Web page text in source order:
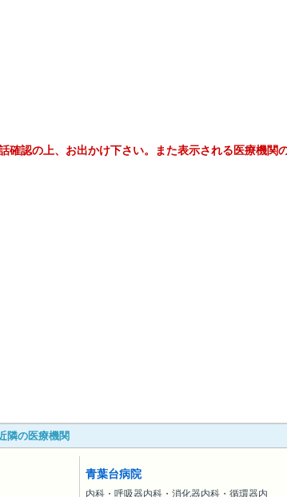
確認の上、お出かけ下さい。また表示される医療機関
隣の医療機関
青葉台病院
内科・呼吸器内科・消化器内科・循環器内